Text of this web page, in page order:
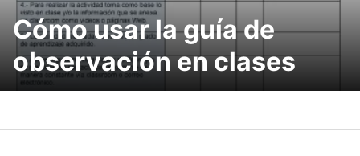
Cómo usar la guía de
observación en clases